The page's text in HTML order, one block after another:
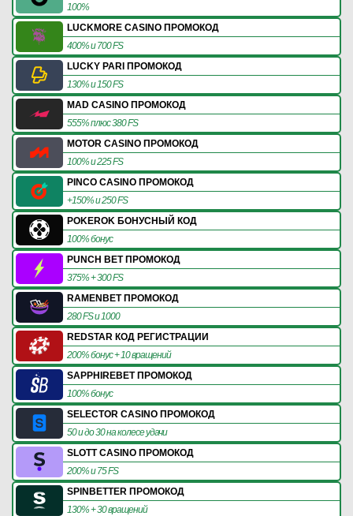
100%
LUCKMORE CASINO ПРОМОКОД
400% и 700 FS
LUCKY PARI ПРОМОКОД
130% и 150 FS
MAD CASINO ПРОМОКОД
555% плюс 380 FS
MOTOR CASINO ПРОМОКОД
100% и 225 FS
PINCO CASINO ПРОМОКОД
+150% и 250 FS
POKEROK БОНУСНЫЙ КОД
100% бонус
PUNCH BET ПРОМОКОД
375% + 300 FS
RAMENBET ПРОМОКОД
280 FS и 1000
REDSTAR КОД РЕГИСТРАЦИИ
200% бонус + 10 вращений
SAPPHIREBET ПРОМОКОД
100% бонус
SELECTOR CASINO ПРОМОКОД
50 и до 30 на колесе удачи
SLOTT CASINO ПРОМОКОД
200% и 75 FS
SPINBETTER ПРОМОКОД
130% + 30 вращений